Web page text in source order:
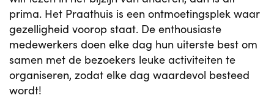
prima. Het Praathuis is een ontmoetingsplek waar
gezelligheid voorop staat. De enthousiaste
medewerkers doen elke dag hun uiterste best om
samen met de bezoekers leuke activiteiten te
organiseren, zodat elke dag waardevol besteed
wordt!